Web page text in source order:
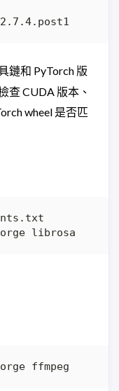
鏈和 PyTorch 版
查 CUDA 版本、
wheel 是否匹